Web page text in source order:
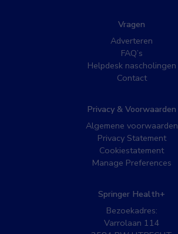
Vragen
Adverteren
FAQ’s
Helpdesk nascholingen
Contact
Privacy & Voorwaarden
Algemene voorwaarden
Privacy Statement
Cookiestatement
Manage Preferences
Springer Health+
Bezoekadres:
Varrolaan 114